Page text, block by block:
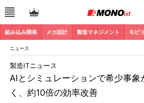
組み込み開発 メカ設計 製造マネジメント モビ
ニュース
AIとシミュレーションで希少事象
く、約10倍の効率改善
製造ITニュース